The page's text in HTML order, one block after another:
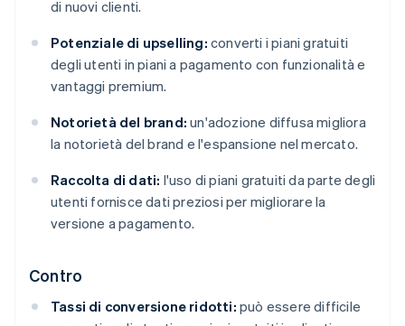
di nuovi clienti.
Potenziale di upselling: converti i piani gratuiti
degli utenti in piani a pagamento con funzionalità e
vantaggi premium.
Notorietà del brand: un'adozione diffusa migliora
la notorietà del brand e l'espansione nel mercato.
Raccolta di dati: l'uso di piani gratuiti da parte degli
utenti fornisce dati preziosi per migliorare la
versione a pagamento.
Contro
Tassi di conversione ridotti: può essere difficile